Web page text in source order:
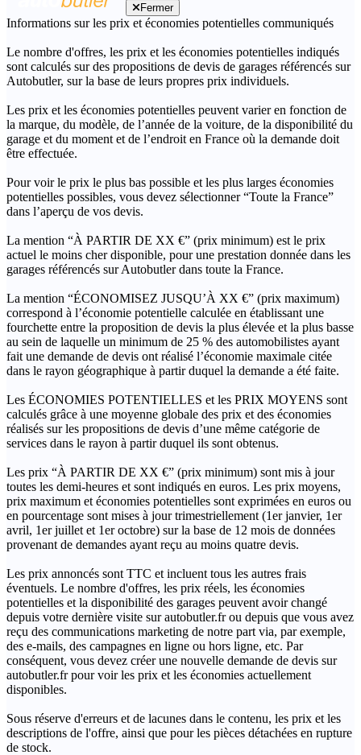
Fermer
Informations sur les prix et économies potentielles communiqués
Le nombre d'offres, les prix et les économies potentielles indiqués
sont calculés sur des propositions de devis de garages référencés sur
Autobutler, sur la base de leurs propres prix individuels.
Les prix et les économies potentielles peuvent varier en fonction de
la marque, du modèle, de l’année de la voiture, de la disponibilité du
garage et du moment et de l’endroit en France où la demande doit
être effectuée.
Pour voir le prix le plus bas possible et les plus larges économies
potentielles possibles, vous devez sélectionner “Toute la France”
dans l’aperçu de vos devis.
La mention “À PARTIR DE XX €” (prix minimum) est le prix
actuel le moins cher disponible, pour une prestation donnée dans les
garages référencés sur Autobutler dans toute la France.
La mention “ÉCONOMISEZ JUSQU’À XX €” (prix maximum)
correspond à l’économie potentielle calculée en établissant une
fourchette entre la proposition de devis la plus élevée et la plus basse
au sein de laquelle un minimum de 25 % des automobilistes ayant
fait une demande de devis ont réalisé l’économie maximale citée
dans le rayon géographique à partir duquel la demande a été faite.
Les ÉCONOMIES POTENTIELLES et les PRIX MOYENS sont
calculés grâce à une moyenne globale des prix et des économies
réalisés sur les propositions de devis d’une même catégorie de
services dans le rayon à partir duquel ils sont obtenus.
Les prix “À PARTIR DE XX €” (prix minimum) sont mis à jour
toutes les demi-heures et sont indiqués en euros. Les prix moyens,
prix maximum et économies potentielles sont exprimées en euros ou
en pourcentage sont mises à jour trimestriellement (1er janvier, 1er
avril, 1er juillet et 1er octobre) sur la base de 12 mois de données
provenant de demandes ayant reçu au moins quatre devis.
Les prix annoncés sont TTC et incluent tous les autres frais
éventuels. Le nombre d'offres, les prix réels, les économies
potentielles et la disponibilité des garages peuvent avoir changé
depuis votre dernière visite sur autobutler.fr ou depuis que vous avez
reçu des communications marketing de notre part via, par exemple,
des e-mails, des campagnes en ligne ou hors ligne, etc. Par
conséquent, vous devez créer une nouvelle demande de devis sur
autobutler.fr pour voir les prix et les économies actuellement
disponibles.
Sous réserve d'erreurs et de lacunes dans le contenu, les prix et les
descriptions de l'offre, ainsi que pour les pièces détachées en rupture
de stock.